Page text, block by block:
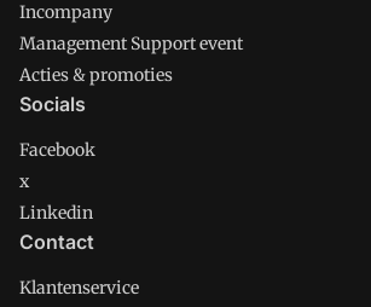
Incompany
Management Support event
Acties & promoties
Socials
Facebook
x
Linkedin
Contact
Klantenservice